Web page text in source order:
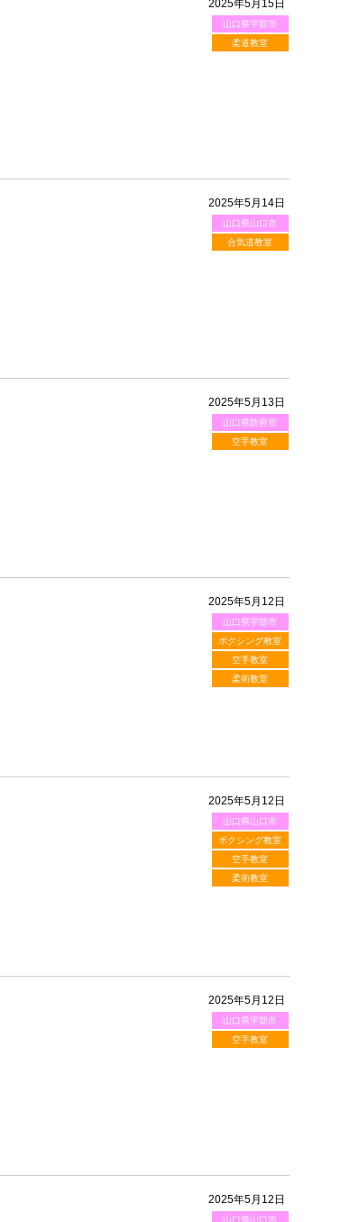
2025年5月15日
山口県宇部市
柔道教室
2025年5月14日
山口県山口市
合気道教室
2025年5月13日
山口県防府市
空手教室
2025年5月12日
山口県宇部市
ボクシング教室
空手教室
柔術教室
2025年5月12日
山口県山口市
ボクシング教室
空手教室
柔術教室
2025年5月12日
山口県宇部市
空手教室
2025年5月12日
山口県山口市